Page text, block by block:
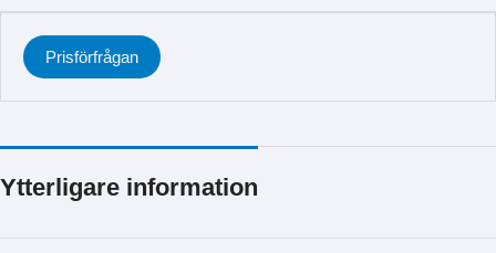
Prisförfrågan
Ytterligare information